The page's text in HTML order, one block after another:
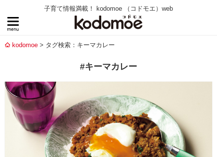
子育て情報満載！ kodomoe （コドモエ）web
kodomoe タグ検索：キーマカレー
#キーマカレー